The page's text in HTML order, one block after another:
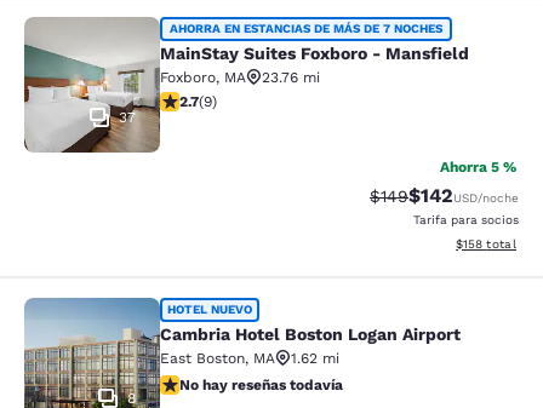
MainStay Suites Foxboro -
37
AHORRA EN ESTANCIAS DE MÁS DE 7 NOCHES
MainStay Suites Foxboro - Mansfield
Foxboro, MA
23.76 mi
calificación de 2.67 estrellas. Feria. 9 reseñas
2.7(9)
Ahorra 5 %
Precio tachado:
$149Precio con
$142USD/noche
Tarifa para socios
Ver detalles
$158 total
Cambria Hotel Boston Logan Airport
8
HOTEL NUEVO
Cambria Hotel Boston Logan Airport
East Boston, MA
1.62 mi
No hay reseñas todavía
No hay reseñas todavía